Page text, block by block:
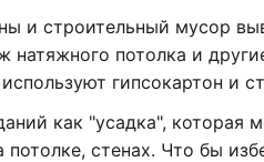
и строительный мусор
потолка и
гипсокартон и
как "усадка", которая
стенах. Что бы